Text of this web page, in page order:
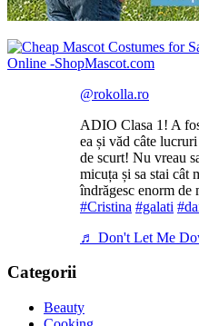
@rokolla.ro
ADIO Clasa 1! A
ea și văd câte
de scurt! Nu vreau
micuța și sa stai cât
îndrăgesc enorm de
#Cristina #galati
♬ Don't Let Me
Categorii
Beauty